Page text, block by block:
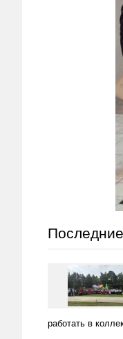
работать в